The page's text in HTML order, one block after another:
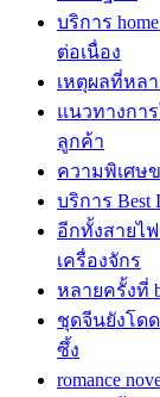
บริการ
ต่อเนื่อง
เหตุผลที่หล
แนวทางกา
ลูกค้า
ความพิเศษ
บริการ Best
อีกทั้งสายไ
เครื่องจักร
หลายครั้งที่
ชุดจีนยังโด
ซึ้ง
romance